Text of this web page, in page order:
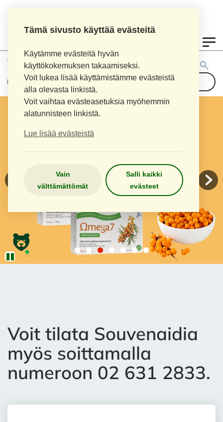
Tämä sivusto käyttää evästeitä
Käytämme evästeitä hyvän
käyttökokemuksen takaamiseksi.
Voit lukea lisää käyttämistämme evästeistä
alla olevasta linkistä.
Voit vaihtaa evästeasetuksia myöhemmin
alatunnisteen linkistä.
Lue lisää evästeistä
Vain
välttämättömät
Salli kaikki
evästeet
Tuotehaku:
Reseptitilaus
Voit tilata Souvenaidia
myös soittamalla
numeroon 02 631 2833.